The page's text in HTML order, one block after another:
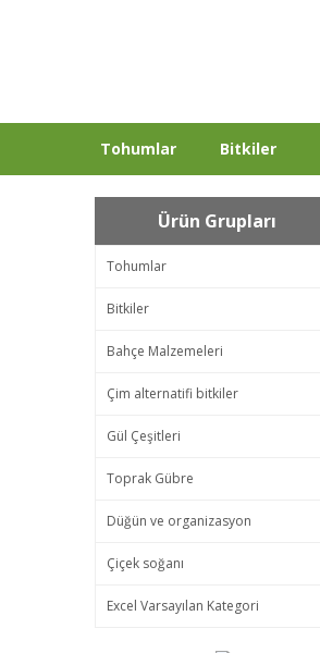
Tohumlar Bitkiler
Ürün Grupları
Tohumlar
Bitkiler
Bahçe Malzemeleri
Çim alternatifi bitkiler
Gül Çeşitleri
Toprak Gübre
Düğün ve organizasyon
Çiçek soğanı
Excel Varsayılan Kategori